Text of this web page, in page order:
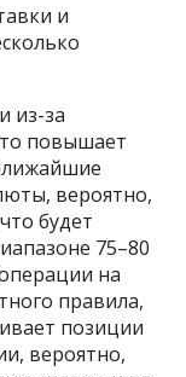
и
из-за
повышает
вероятно,
будет
75–80
на
правила,
позиции
вероятно,